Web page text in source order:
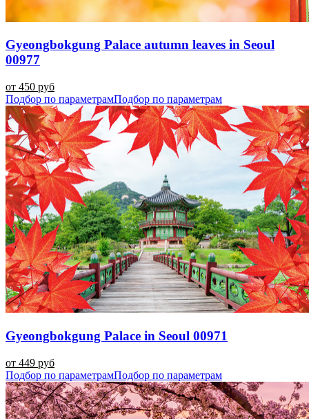
Gyeongbokgung Palace autumn leaves in Seoul
00977
от 450 руб
Подбор по параметрамПодбор по параметрам
Gyeongbokgung Palace in Seoul 00971
от 449 руб
Подбор по параметрамПодбор по параметрам